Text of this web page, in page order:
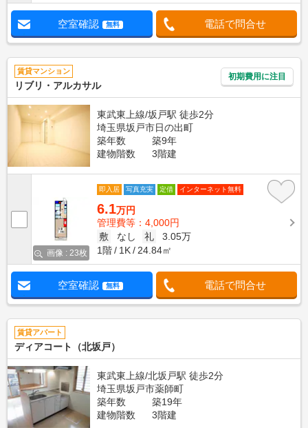
空室確認 無料 電話で問合せ
賃貸マンション
リブリ・アルカサル
初期費用に注目
東武東上線/坂戸駅 徒歩2分
埼玉県坂戸市日の出町
築年数
築9年
建物階数
3階建
画像 : 23枚
即入居 写真充実 定借 インターネット無料
6.1万円
管理費等：4,000円
敷
なし 礼
3.05万
1階
1K 24.84㎡
空室確認 無料 電話で問合せ
賃貸アパート
ディアコート（北坂戸）
東武東上線/北坂戸駅 徒歩2分
埼玉県坂戸市薬師町
築年数
築19年
建物階数
3階建